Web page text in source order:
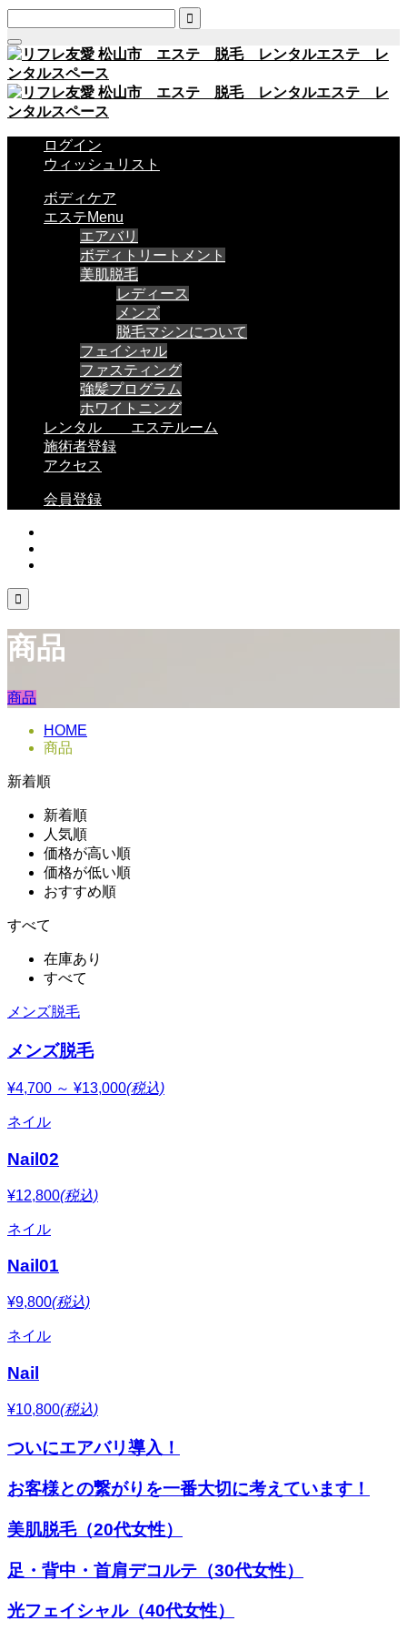

ログイン
ウィッシュリスト
ボディケア
エステMenu
エアバリ
ボディトリートメント
美肌脱毛
レディース
メンズ
脱毛マシンについて
フェイシャル
ファスティング
強髪プログラム
ホワイトニング
レンタル エステルーム
施術者登録
アクセス
会員登録

商品
商品
HOME
商品
新着順
新着順
人気順
価格が高い順
価格が低い順
おすすめ順
すべて
在庫あり
すべて
メンズ脱毛
メンズ脱毛
¥4,700 ～ ¥13,000(税込)
ネイル
Nail02
¥12,800(税込)
ネイル
Nail01
¥9,800(税込)
ネイル
Nail
¥10,800(税込)
ついにエアバリ導入！
お客様との繋がりを一番大切に考えています！
美肌脱毛（20代女性）
足・背中・首肩デコルテ（30代女性）
光フェイシャル（40代女性）